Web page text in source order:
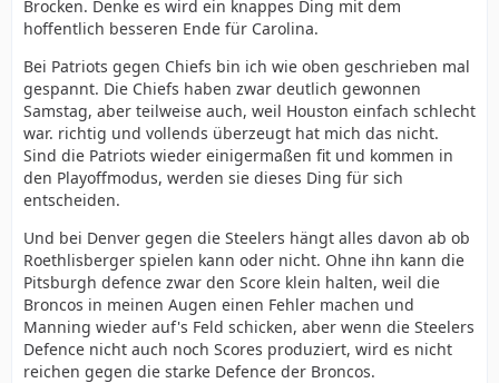
Brocken. Denke es wird ein knappes Ding mit dem
hoffentlich besseren Ende für Carolina.
Bei Patriots gegen Chiefs bin ich wie oben geschrieben mal
gespannt. Die Chiefs haben zwar deutlich gewonnen
Samstag, aber teilweise auch, weil Houston einfach schlecht
war. richtig und vollends überzeugt hat mich das nicht.
Sind die Patriots wieder einigermaßen fit und kommen in
den Playoffmodus, werden sie dieses Ding für sich
entscheiden.
Und bei Denver gegen die Steelers hängt alles davon ab ob
Roethlisberger spielen kann oder nicht. Ohne ihn kann die
Pitsburgh defence zwar den Score klein halten, weil die
Broncos in meinen Augen einen Fehler machen und
Manning wieder auf's Feld schicken, aber wenn die Steelers
Defence nicht auch noch Scores produziert, wird es nicht
reichen gegen die starke Defence der Broncos.